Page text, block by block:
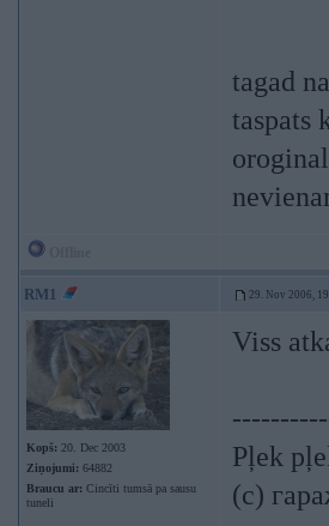
tagad
taspats
RM1 29. Nov 2006,
Kopš: 20. Dec 2003
Ziņojumi: 64882
Braucu ar: Cincīti tumsā pa sausu
tuneli
Viss
Pļek
(c)